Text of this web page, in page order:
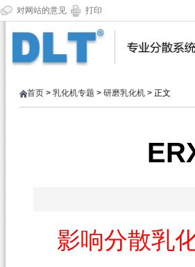
对网站的意见 打印
首页 > 乳化机专题 > 研磨乳化机 > 正文
影响分散乳